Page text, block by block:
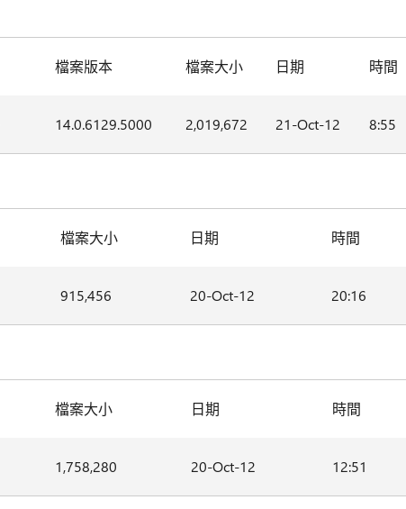
檔案版本 檔案大小 日期 時間
14.0.6129.5000 2,019,672 21-Oct-12 8:55
檔案大小 日期 時間
915,456 20-Oct-12 20:16
檔案大小 日期 時間
1,758,280 20-Oct-12 12:51